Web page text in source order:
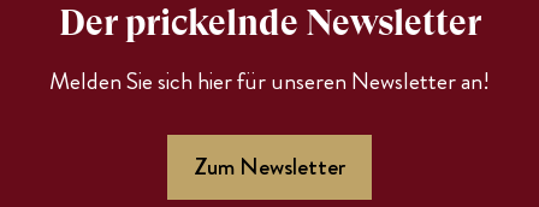
Der prickelnde Newsletter
Melden Sie sich hier für unseren Newsletter an!
Zum Newsletter